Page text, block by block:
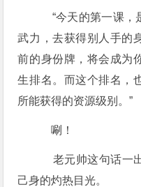
“今天的第一课，
武力，去获得别人手的
前的身份牌，将会成为
生排名。而这个排名，
所能获得的资源级别。”
唰！
老元帅这句话一
己身的灼热目光。